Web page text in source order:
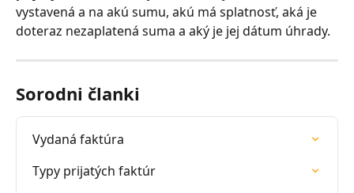
vystavená a na akú sumu, akú má splatnosť, aká je
doteraz nezaplatená suma a aký je jej dátum úhrady.
Sorodni članki
Vydaná faktúra
Typy prijatých faktúr